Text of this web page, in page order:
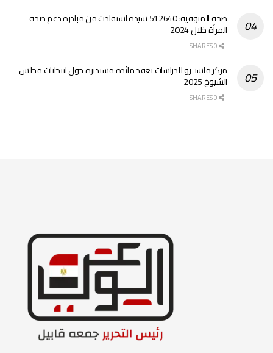
صحة المنوفية: 512640 سيدة استفادت من مبادرة دعم صحة
المرأة خلال 2024
مركز ماسبيرو للدراسات يعقد مائدة مستديرة حول انتخابات مجلس
الشيوخ 2025